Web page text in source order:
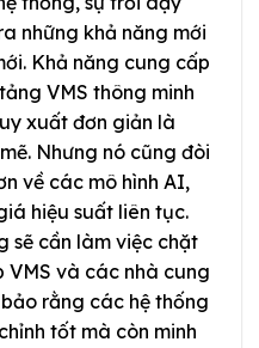
những khả năng mới
Khả năng cung cấp
VMS thông minh
xuất đơn giản là
Nhưng nó cũng đòi
về các mô hình AI,
hiệu suất liên tục.
sẽ cần làm việc chặt
VMS và các nhà cung
rằng các hệ thống
tốt mà còn minh